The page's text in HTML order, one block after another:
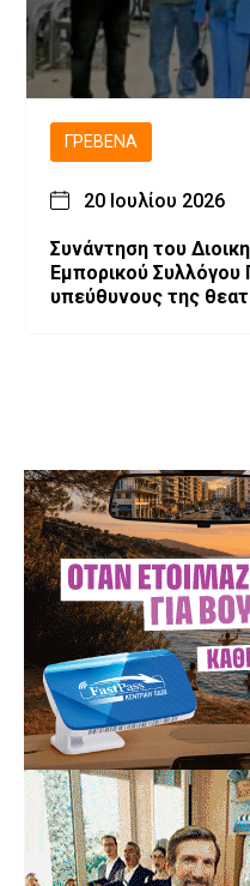
ΓΡΕΒΕΝΆ
20 Ιουλίου 2026
Συνάντηση του
Εμπορικού
υπεύθυνους της